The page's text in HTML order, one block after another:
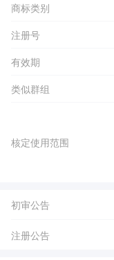
商标类别
注册号
有效期
类似群组
核定使用范围
初审公告
注册公告